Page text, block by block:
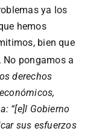
ya los
hemos
bien que
. No pongamos a
derechos
“[e]l Gobierno
sus esfuerzos